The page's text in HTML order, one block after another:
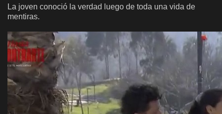
La joven conoció la verdad luego de toda una vida de
mentiras.